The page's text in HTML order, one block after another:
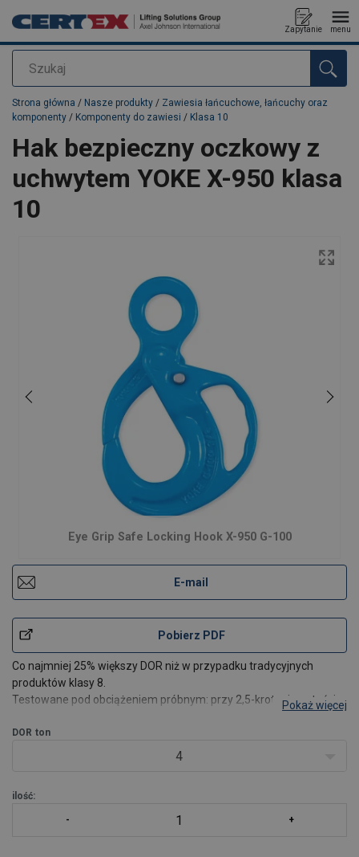
Szukaj
Zapytanie menu
Dodano do zapytania
Strona główna / Nasze produkty / Zawiesia łańcuchowe, łańcuchy oraz
komponenty / Komponenty do zawiesi / Klasa 10
Hak bezpieczny oczkowy z
uchwytem YOKE X-950 klasa
10
Eye Grip Safe Locking Hook X-950 G-100
E-mail
Pobierz PDF
Co najmniej 25% większy DOR niż w przypadku tradycyjnych
produktów klasy 8.
Testowane pod obciążeniem próbnym: przy 2,5-krotnej wartości
Test zmęczeniowy do 20 000 cykli przy 1,5-krotnej wartości WLL.
Pokaż więcej
DOR ton
4
ilość: